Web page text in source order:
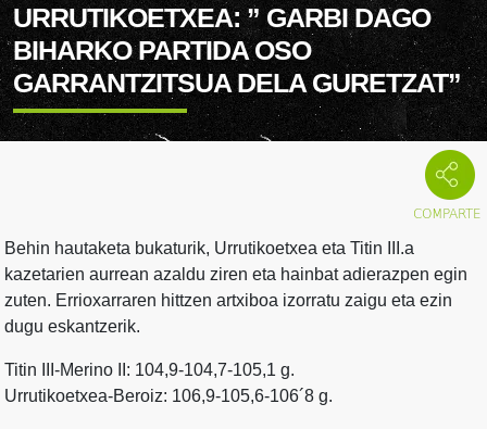
URRUTIKOETXEA: ” GARBI DAGO
BIHARKO PARTIDA OSO
GARRANTZITSUA DELA GURETZAT”
Behin hautaketa bukaturik, Urrutikoetxea eta Titin III.a
kazetarien aurrean azaldu ziren eta hainbat adierazpen egin
zuten. Errioxarraren hittzen artxiboa izorratu zaigu eta ezin
dugu eskantzerik.
Titin III-Merino II: 104,9-104,7-105,1 g.
Urrutikoetxea-Beroiz: 106,9-105,6-106´8 g.